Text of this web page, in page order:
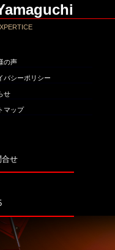
の声
バシーポリシー
せ
マップ
合せ